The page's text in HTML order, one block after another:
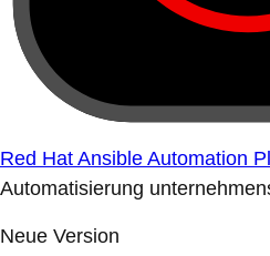
Red Hat Ansible Automation
Automatisierung
Neue Version